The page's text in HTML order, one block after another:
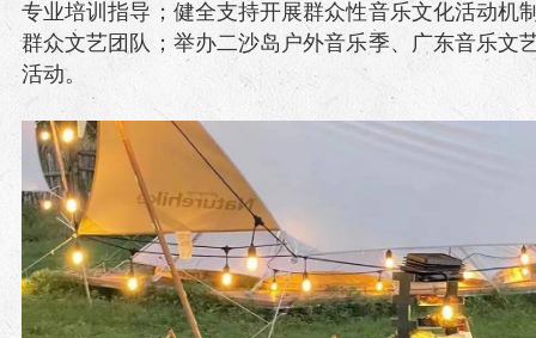
专业培训指导；健全支持开展群众性音乐文化活动机
群众文艺团队；举办二沙岛户外音乐季、广东音乐文
活动。